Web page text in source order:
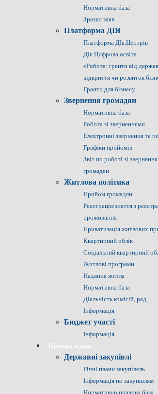
Нормативна база
Зразки заяв
Платформа ДІЯ
Платформа ДІя.Центрів
Дія.Цифрова освіта
єРобота: гранти від
відкриття чи розвиток
Гранти для бізнесу
Звернення громадян
Нормативна база
Робота зі зверненнями
Електронні звернення та
Графіки прийомів
Звіт по роботі зі
громадян
Житлова політика
Прийом громадян
Реєстрація/зняття з
проживання
Приватизація житлових
Квартирний облік
Соціальний квартирний
Житлові програми
Надання житла
Нормативна база
Діяльність комісій, рад
Інформація
Бюджет участі
Інформація
Прозора влада
Державні закупівлі
Річні плани закупівель
Інформація по закупівлям
Нормативно правова база